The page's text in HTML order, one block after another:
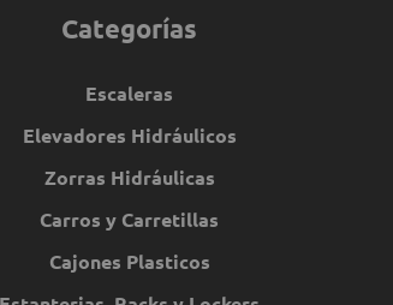
Categorías
Escaleras
Elevadores Hidráulicos
Zorras Hidráulicas
Carros y Carretillas
Cajones Plasticos